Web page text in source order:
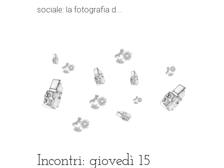
sociale: la fotografia d...
Incontri: giovedì 15